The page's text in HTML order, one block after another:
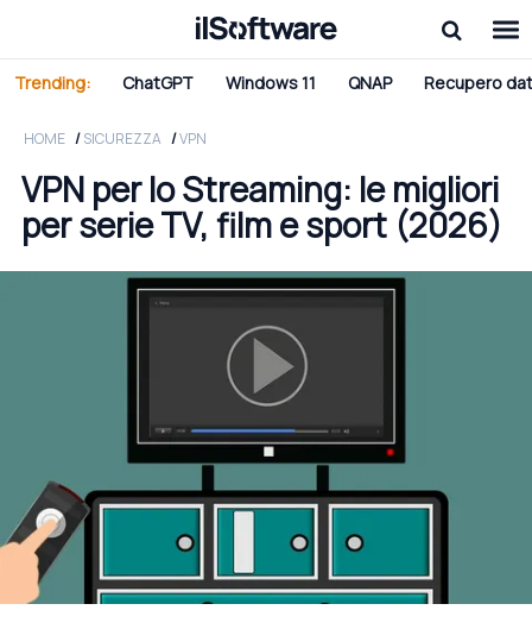
Trending: ChatGPT Windows 11 QNAP Recupero
HOME SICUREZZA VPN
VPN per lo Streaming: le migliori
per serie TV, film e sport (2026)